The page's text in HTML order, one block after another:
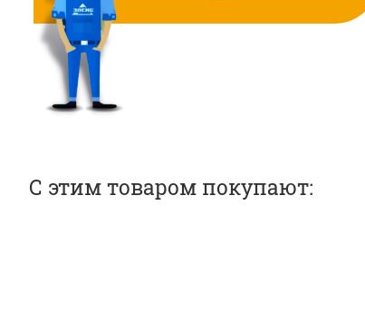
С этим товаром покупают: